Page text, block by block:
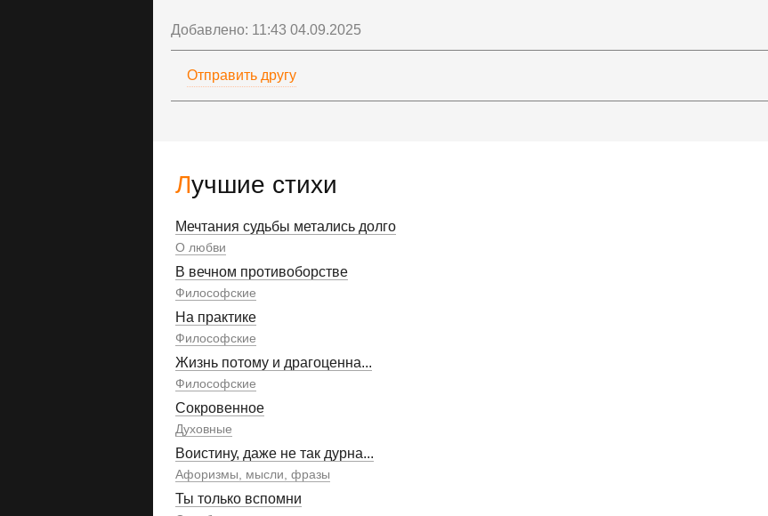
Лучшие стихи
Мечтания судьбы метались долго
О любви
В вечном противоборстве
Философские
На практике
Философские
Жизнь потому и драгоценна...
Философские
Сокровенное
Духовные
Воистину, даже не так дурна...
Афоризмы, мысли, фразы
Ты только вспомни
Добавлено: 11:43 04.09.2025
Отправить другу